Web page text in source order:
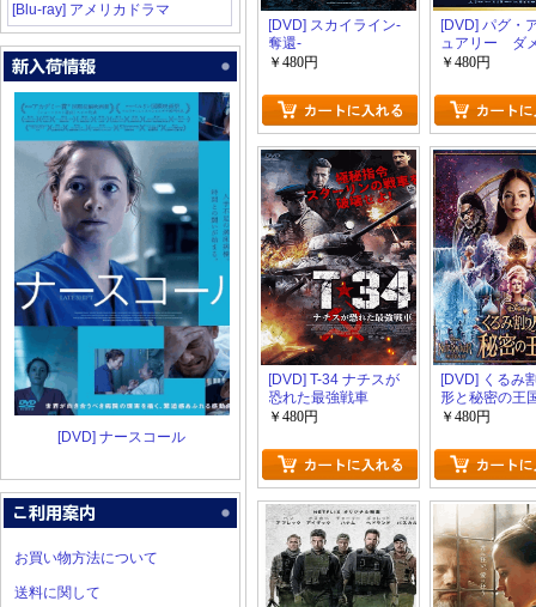
[Blu-ray] アメリカドラマ
[DVD] ナースコール
お買い物方法について
送料に関して
[DVD] スカイライン-
奪還-
￥480円
[DVD] パグ・
ュアリー ダ
のワンダフル
￥480円
[DVD] T-34 ナチスが
恐れた最強戦車
￥480円
[DVD] くるみ
形と秘密の王
￥480円